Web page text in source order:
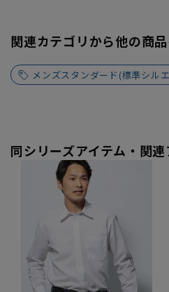
関連カテゴリから他の商
メンズスタンダード(標準シル
同シリーズアイテム・関連